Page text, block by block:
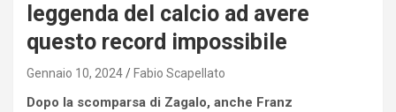
leggenda del calcio ad avere
questo record impossibile
Gennaio 10, 2024 Fabio Scapellato
Dopo la scomparsa di Zagalo, anche Franz